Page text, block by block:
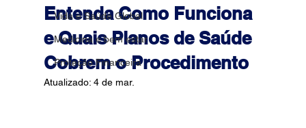
Vida e Saúde Global
Medicina e bem estar
Proteção Financeira
Entenda Como Funciona
e Quais Planos de Saúde
Cobrem o Procedimento
Atualizado: 4 de mar.